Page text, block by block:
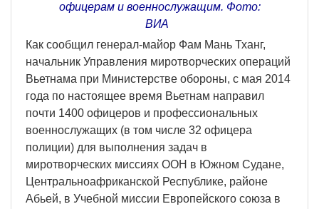
офицерам и военнослужащим. Фото:
ВИА
Как сообщил генерал-майор Фам Мань Тханг,
начальник Управления миротворческих операций
Вьетнама при Министерстве обороны, с мая 2014
года по настоящее время Вьетнам направил
почти 1400 офицеров и профессиональных
военнослужащих (в том числе 32 офицера
полиции) для выполнения задач в
миротворческих миссиях ООН в Южном Судане,
Центральноафриканской Республике, районе
Абьей, в Учебной миссии Европейского союза в